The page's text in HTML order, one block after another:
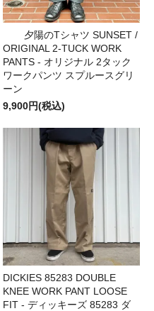
夕陽のTシャツ SUNSET /
ORIGINAL 2-TUCK WORK
PANTS - オリジナル 2タック
ワークパンツ スプルースグリ
ーン
9,900円(税込)
DICKIES 85283 DOUBLE
KNEE WORK PANT LOOSE
FIT - ディッキーズ 85283 ダ